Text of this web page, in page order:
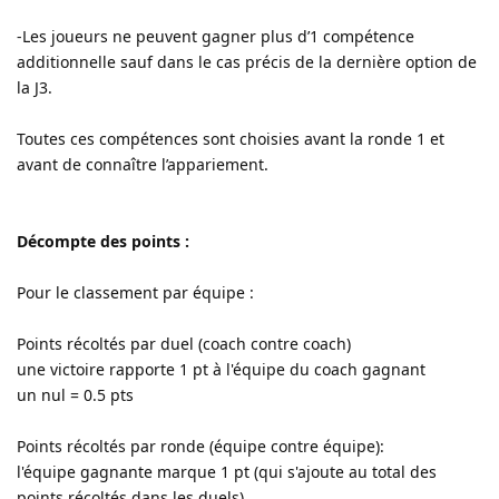
-Les joueurs ne peuvent gagner plus d’1 compétence
additionnelle sauf dans le cas précis de la dernière option de
la J3.
Toutes ces compétences sont choisies avant la ronde 1 et
avant de connaître l’appariement.
Décompte des points :
Pour le classement par équipe :
Points récoltés par duel (coach contre coach)
une victoire rapporte 1 pt à l'équipe du coach gagnant
un nul = 0.5 pts
Points récoltés par ronde (équipe contre équipe):
l'équipe gagnante marque 1 pt (qui s'ajoute au total des